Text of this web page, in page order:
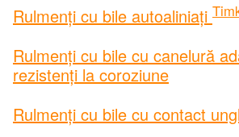
Rulmenți cu bile autoaliniați
Rulmenți cu bile cu canelură
rezistenți la coroziune
Rulmenți cu bile cu contact